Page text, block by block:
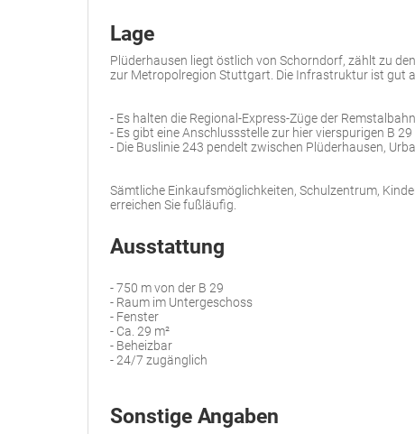
Lage
Plüderhausen liegt östlich von Schorndorf, zählt zu
zur Metropolregion Stuttgart. Die Infrastruktur ist gut
- Es halten die Regional-Express-Züge der
- Es gibt eine Anschlussstelle zur hier vierspurigen B
- Die Buslinie 243 pendelt zwischen Plüderhausen,
Sämtliche Einkaufsmöglichkeiten, Schulzentrum,
erreichen Sie fußläufig.
Ausstattung
- 750 m von der B 29
- Raum im Untergeschoss
- Fenster
- Ca. 29 m²
- Beheizbar
- 24/7 zugänglich
Sonstige Angaben